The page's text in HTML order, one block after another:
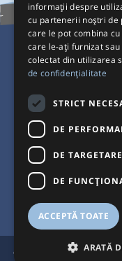
© Bileteria 2004-2026 |
informații despre
cu partenerii noștri de
care le pot combina
care le-ați furnizat
colectat din utilizarea
de confidențialitate
STRICT
DE
DE TARGETARE
DE
ACCEPTĂ TOATE
ARATĂ